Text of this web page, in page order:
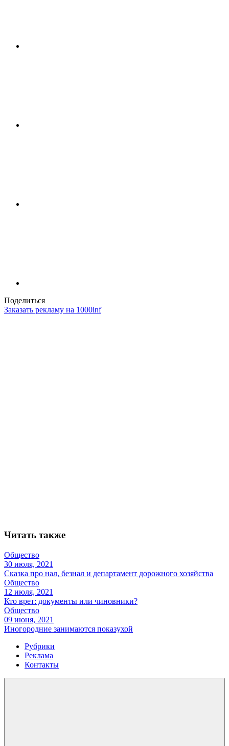
Поделиться
Заказать рекламу на 1000inf
Читать также
Общество
30 июля, 2021
Сказка про нал, безнал и департамент дорожного хозяйства
Общество
12 июля, 2021
Кто врет: документы или чиновники?
Общество
09 июня, 2021
Иногородние занимаются показухой
Рубрики
Реклама
Контакты